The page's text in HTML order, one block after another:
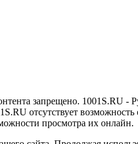
запрещено. 1001S.RU -
отсутствует
просмотра их онлайн.